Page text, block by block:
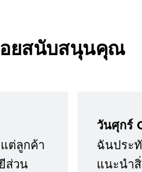
ยสนับสนุนคุณ
ต่ลูกค้า
ส่วน
วันศุกร์
ฉันประ
แนะนำ